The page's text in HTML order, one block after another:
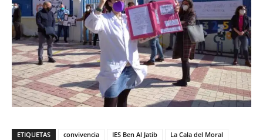
ETIQUETAS convivencia IES Ben Al Jatib
La Cala del Moral